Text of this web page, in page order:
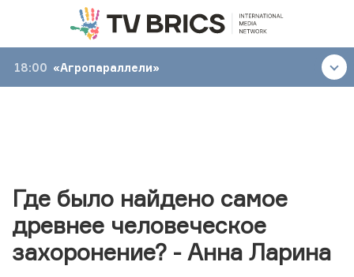
18:00 «Агропараллели»
Где было найдено самое
древнее человеческое
захоронение? - Анна Ларина